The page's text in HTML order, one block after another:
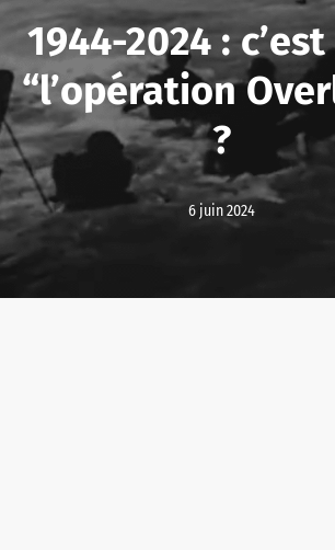
1944-2024 :
“l’opération
?
6 juin 2024